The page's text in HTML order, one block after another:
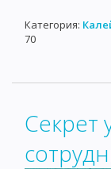
Категория:
70
Секрет